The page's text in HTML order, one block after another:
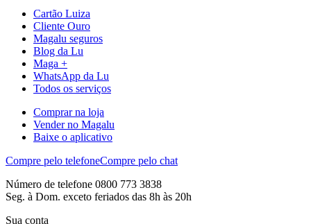
Cartão Luiza
Cliente Ouro
Magalu seguros
Blog da Lu
Maga +
WhatsApp da Lu
Todos os serviços
Comprar na loja
Vender no Magalu
Baixe o aplicativo
Compre pelo telefoneCompre pelo chat
Número de telefone 0800 773 3838
Seg. à Dom. exceto feriados das 8h às 20h
Sua conta